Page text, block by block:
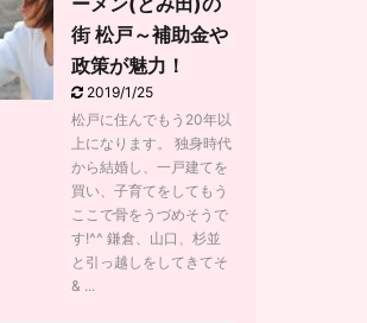
街 松戸～補助金や
政策が魅力！
2019/1/25
松戸に住んでもう20年以
上になります。 独身時代
から結婚し、一戸建てを
買い、子育てをしてもう
ここで骨をうづめそうで
す!^^ 鎌倉、山口、杉並
と引っ越しをしてきてそ
& ...